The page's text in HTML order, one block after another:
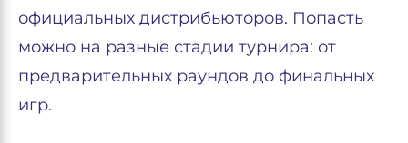
официальных дистрибьюторов. Попасть
можно на разные стадии турнира: от
предварительных раундов до финальных
игр.